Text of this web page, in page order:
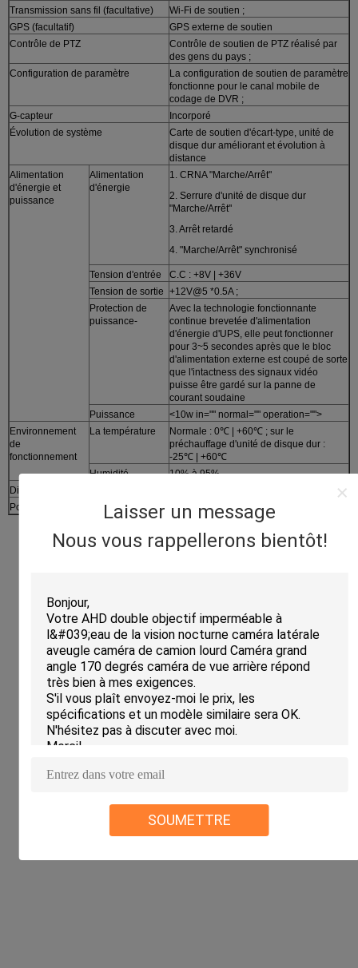
Laisser un message
Nous vous rappellerons bientôt!
SOUMETTRE
Transmission sans fil (facultative)
Wi-Fi de soutien ;
GPS (facultatif)
GPS externe de soutien
Contrôle de PTZ
Contrôle de soutien de PTZ réalisé par
des gens du pays ;
Configuration de paramètre
La configuration de soutien de paramètre
fonctionne pour le canal mobile de
codage de DVR ;
G-capteur
Incorporé
Évolution de système
Carte de soutien d'écart-type, unité de
disque dur améliorant et évolution à
distance
Alimentation
d'énergie et
puissance
Alimentation
d'énergie
1. CRNA "Marche/Arrêt"
2. Serrure d'unité de disque dur
"Marche/Arrêt"
3. Arrêt retardé
4. "Marche/Arrêt" synchronisé
Tension d'entrée
C.C : +8V | +36V
Tension de sortie +12V@5 *0.5A ;
Protection de
puissance-
Avec la technologie fonctionnante
continue brevetée d'alimentation
d'énergie d'UPS, elle peut fonctionner
pour 3~5 secondes après que le bloc
d'alimentation externe est coupé de sorte
que l'intactness des signaux vidéo
puisse être gardé sur la panne de
courant soudaine
Puissance
<10w in="" normal="" operation="">
Environnement
de
fonctionnement
La température
Normale : 0℃ | +60℃ ; sur le
préchauffage d'unité de disque dur :
-25℃ | +60℃
Humidité
10% à 95%
Dimensions
Poids
Filet : 2200g, brut : 3500g